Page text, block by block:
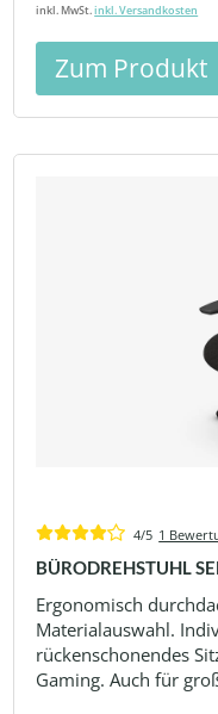
inkl. MwSt.inkl. Versandkosten
Zum Produkt
4/5 1
BÜRODREHSTUHL
Ergonomisch
Materialauswahl.
rückenschonendes
Gaming. Auch für